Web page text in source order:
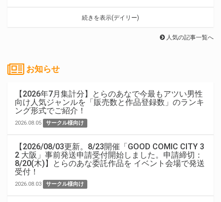
続きを表示(デイリー)
人気の記事一覧へ
お知らせ
【2026年7月集計分】とらのあなで今最もアツい男性
向け人気ジャンルを「販売数と作品登録数」のランキ
ング形式でご紹介！
2026.08.05 サークル様向け
【2026/08/03更新。8/23開催「GOOD COMIC CITY 3
2 大阪」事前発送申請受付開始しました。申請締切：
8/20(木)】とらのあな委託作品を イベント会場で発送
受付！
2026.08.03 サークル様向け